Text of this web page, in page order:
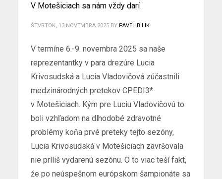
V Motešiciach sa nám vždy darí
ŠTVRTOK, 13 NOVEMBRA 2025 BY PAVEL BILIK
V termíne 6.-9. novembra 2025 sa naše
reprezentantky v para drezúre Lucia
Krivosudská a Lucia Vladovičová zúčastnili
medzinárodných pretekov CPEDI3*
v Motešiciach. Kým pre Luciu Vladovičovú to
boli vzhľadom na dlhodobé zdravotné
problémy koňa prvé preteky tejto sezóny,
Lucia Krivosudská v Motešiciach završovala
nie príliš vydarenú sezónu. O to viac teší fakt,
že po neúspešnom európskom šampionáte sa